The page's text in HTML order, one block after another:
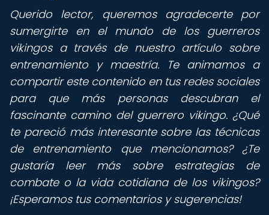
Querido lector, queremos agradecerte por
sumergirte en el mundo de los guerreros
vikingos a través de nuestro artículo sobre
entrenamiento y maestría. Te animamos a
compartir este contenido en tus redes sociales
para que más personas descubran el
fascinante camino del guerrero vikingo. ¿Qué
te pareció más interesante sobre las técnicas
de entrenamiento que mencionamos? ¿Te
gustaría leer más sobre estrategias de
combate o la vida cotidiana de los vikingos?
¡Esperamos tus comentarios y sugerencias!